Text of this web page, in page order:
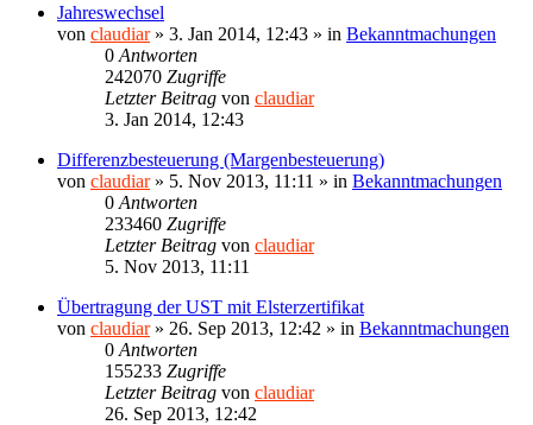
Jahreswechsel
von claudiar» 3. Jan 2014, 12:43 » in Bekanntmachungen
0 Antworten
242070 Zugriffe
Letzter Beitrag von claudiar
3. Jan 2014, 12:43
Differenzbesteuerung (Margenbesteuerung)
von claudiar» 5. Nov 2013, 11:11 » in Bekanntmachungen
0 Antworten
233460 Zugriffe
Letzter Beitrag von claudiar
5. Nov 2013, 11:11
Übertragung der UST mit Elsterzertifikat
von claudiar» 26. Sep 2013, 12:42 » in Bekanntmachungen
0 Antworten
155233 Zugriffe
Letzter Beitrag von claudiar
26. Sep 2013, 12:42